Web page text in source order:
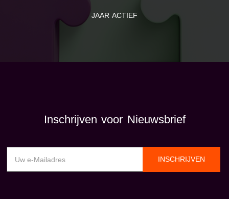
JAAR ACTIEF
Inschrijven voor Nieuwsbrief
INSCHRIJVEN